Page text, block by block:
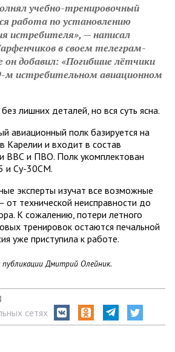
учебно-тренировочный
работа по установлению
истребителя», — написал
в своем телеграм-
он добавил: «Погибшие лётчики
м истребительном авиационном
лишних деталей, но вся суть ясна.
авиационный полк базируется на
Карелии и входит в состав
ВВС и ПВО. Полк укомплектован
и Су-30СМ.
эксперты изучат все возможные
от технической неисправности до
К сожалению, потери летного
тренировок остаются печальной
уже приступила к работе.
Дмитрий Олейник.
сетях